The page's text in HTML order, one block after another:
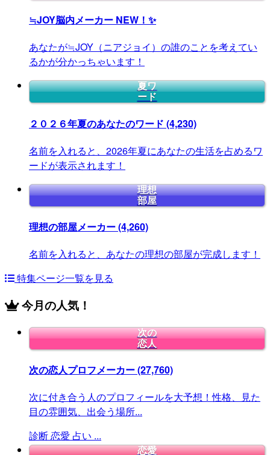
≒JOY脳内メーカー NEW！✨
あなたが≒JOY（ニアジョイ）の誰のことを考えてい
るかが分かっちゃいます！
夏ワ
ード
２０２６年夏のあなたのワード (4,230)
名前を入れると、2026年夏にあなたの生活を占めるワ
ードが表示されます！
理想
部屋
理想の部屋メーカー(4,260)
名前を入れると、あなたの理想の部屋が完成します！
特集ページ一覧を見る
今月の人気！
次の
恋人
次の恋人プロフメーカー(27,760)
次に付き合う人のプロフィールを大予想！性格、見た
目の雰囲気、出会う場所...
診断恋愛 占い ...
恋愛